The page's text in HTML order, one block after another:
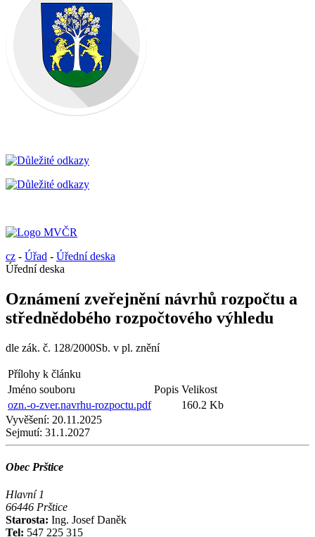
cz - Úřad - Úřední deska
Úřední deska
Oznámení zveřejnění návrhů rozpočtu a
střednědobého rozpočtového výhledu
dle zák. č. 128/2000Sb. v pl. znění
Přílohy k článku
Jméno souboru
Popis Velikost
ozn.-o-zver.navrhu-rozpoctu.pdf
160.2 Kb
Vyvěšení: 20.11.2025
Sejmutí: 31.1.2027
Obec Prštice
Hlavní 1
66446 Prštice
Starosta: Ing. Josef Daněk
Tel: 547 225 315